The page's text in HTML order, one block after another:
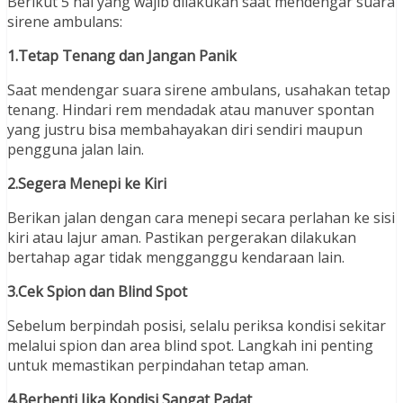
sirene ambulans:
1.Tetap Tenang dan Jangan Panik
Saat mendengar suara sirene ambulans, usahakan tetap
tenang. Hindari rem mendadak atau manuver spontan
yang justru bisa membahayakan diri sendiri maupun
pengguna jalan lain.
2.Segera Menepi ke Kiri
Berikan jalan dengan cara menepi secara perlahan ke sisi
kiri atau lajur aman. Pastikan pergerakan dilakukan
bertahap agar tidak mengganggu kendaraan lain.
3.Cek Spion dan Blind Spot
Sebelum berpindah posisi, selalu periksa kondisi sekitar
melalui spion dan area blind spot. Langkah ini penting
untuk memastikan perpindahan tetap aman.